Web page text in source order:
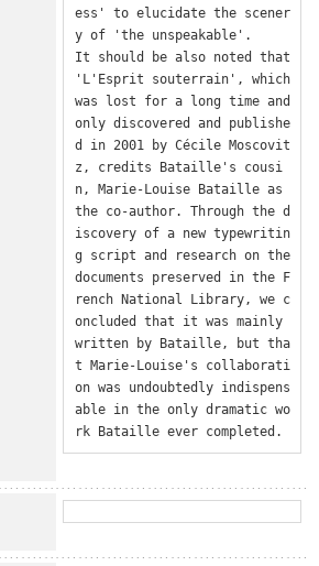
ess' to elucidate the scener
y of 'the unspeakable'.
It should be also noted that
'L'Esprit souterrain', which
was lost for a long time and
only discovered and publishe
d in 2001 by Cécile Moscovit
z, credits Bataille's cousi
n, Marie-Louise Bataille as
the co-author. Through the d
iscovery of a new typewritin
g script and research on the
documents preserved in the F
rench National Library, we c
oncluded that it was mainly
written by Bataille, but tha
t Marie-Louise's collaborati
on was undoubtedly indispens
able in the only dramatic wo
rk Bataille ever completed.